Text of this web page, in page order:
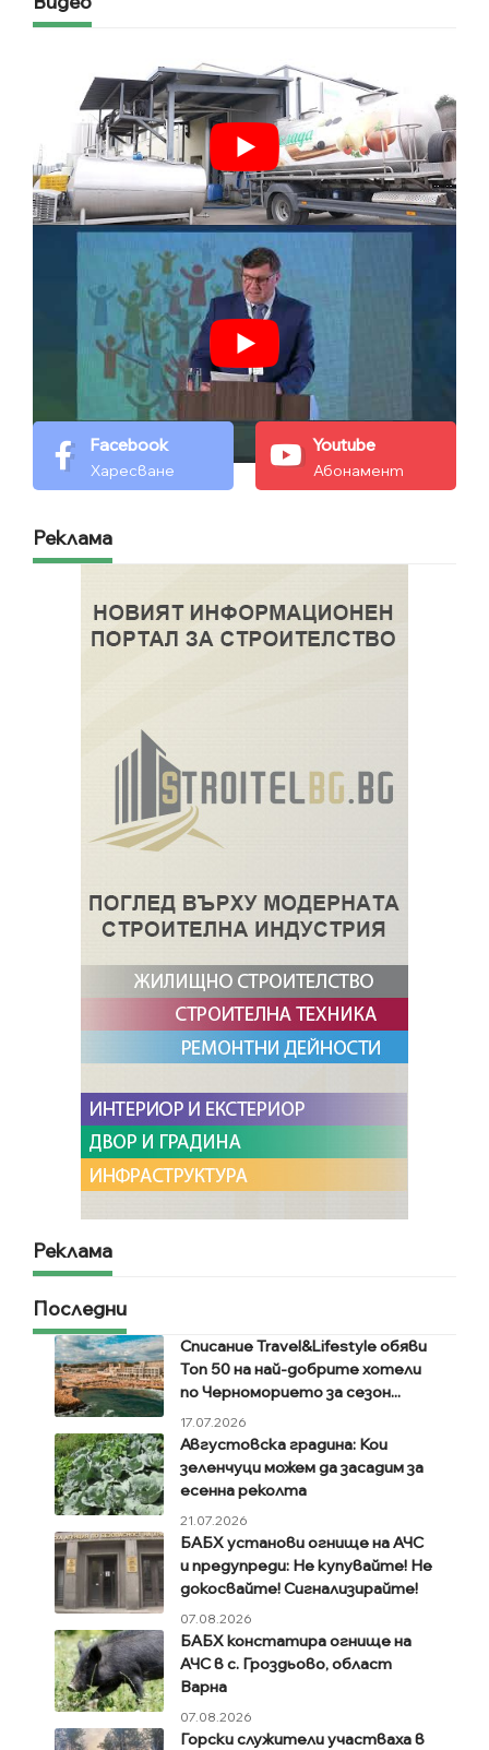
Facebook
Харесване
Youtube
Абонамент
Реклама
Реклама
Последни
Списание Travel&Lifestyle обяви
Топ 50 на най-добрите хотели
по Черноморието за сезон...
17.07.2026
Августовска градина: Кои
зеленчуци можем да засадим за
есенна реколта
21.07.2026
БАБХ установи огнище на АЧС
и предупреди: Не купувайте! Не
докосвайте! Сигнализирайте!
07.08.2026
БАБХ констатира огнище на
АЧС в с. Гроздьово, област
Варна
07.08.2026
Горски служители участваха в